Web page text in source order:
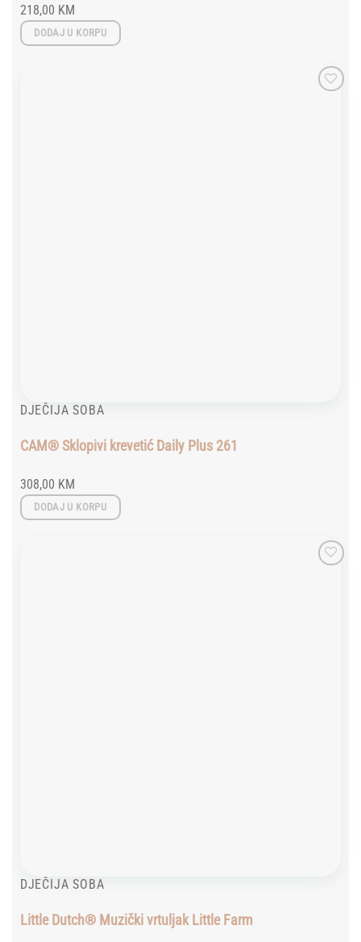
218,00 KM
DODAJ U KORPU
DJEČIJA SOBA
CAM® Sklopivi krevetić Daily Plus 261
308,00 KM
DODAJ U KORPU
DJEČIJA SOBA
Little Dutch® Muzički vrtuljak Little Farm